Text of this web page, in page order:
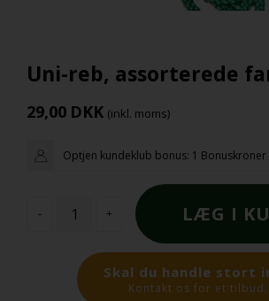
Uni-reb, assorterede
29,00 DKK (inkl. moms)
Optjen kundeklub bonus: 1 Bonuskroner
- +
Skal du handle stort
Kontakt os for et tilbud.